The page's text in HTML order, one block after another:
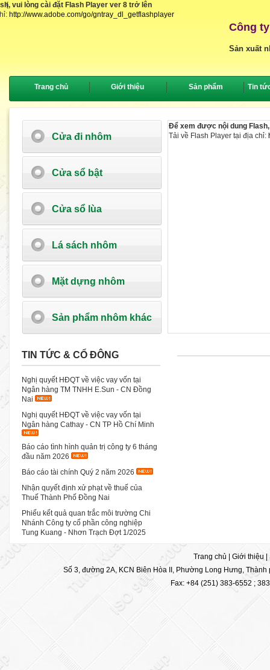
vui lòng cài đặt Flash Player ver 8 trở lên
http://www.adobe.com/go/gntray_dl_getflashplayer
{
Công
Sản xuất
Trang chủ Giới thiệu Sản phẩm Tin
Cửa đi nhôm
Cửa sổ bật
Cửa sổ lùa
Lá sách nhôm
Mặt dựng nhôm
Sản phẩm nhôm khác
Để xem được nội dung
Tải về Flash Player tại địa chỉ:
TIN TỨC & CỔ ĐÔNG
Nghị quyết HĐQT về việc vay vốn tại
Ngân hàng TM TNHH E.Sun - CN Đồng
Nai
Nghị quyết HĐQT về việc vay vốn tại
Ngân hàng Cathay - CN TP Hồ Chí Minh
Báo cáo tình hình quản trị công ty 6 tháng
đầu năm 2026
Báo cáo tài chính Quý 2 năm 2026
Nhận quyết định xử phạt về thuế của
Thuế Thành Phố Đồng Nai
Phiếu kết quả quan trắc môi trường Chi
Nhánh Công ty cổ phần công nghiệp
Tung Kuang - Nhơn Trạch Đợt 1/2025
Trang chủ Giới thiệu
Số 3, đường 2A, KCN Biên Hòa II, Phường Long Hưng,
Fax: +84 (251) 383-6552 ;